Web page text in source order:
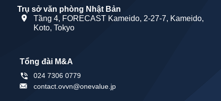
Trụ sở văn phòng Nhật Bản
Tầng 4, FORECAST Kameido, 2-27-7, Kameido,
Koto, Tokyo
Tổng đài M&A
024 7306 0779
contact.ovvn@onevalue.jp